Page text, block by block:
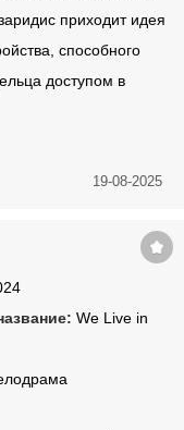
приходит идея
способного
доступом в
19-08-2025
We Live in